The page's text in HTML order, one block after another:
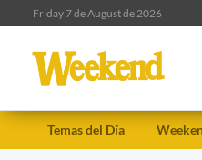
Friday 7 de August de 2026
Temas del Día